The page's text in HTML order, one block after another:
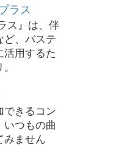
ラス
ス』は、伴
ど、バステ
活用するた
できるコン
いつもの曲
みません